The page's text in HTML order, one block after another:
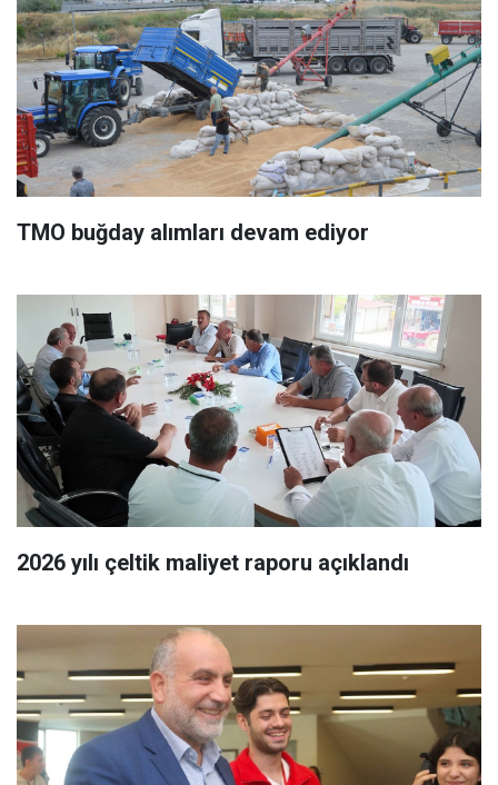
TMO buğday alımları devam ediyor
2026 yılı çeltik maliyet raporu açıklandı